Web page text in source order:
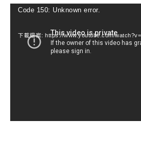
視Code 150: Unknown error.
下載檔案: https://www.youtube.com/